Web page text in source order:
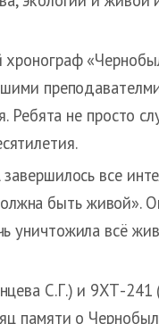
не просто
все
быть живой».
всё
С.Г.) и 9ХТ-
памяти о